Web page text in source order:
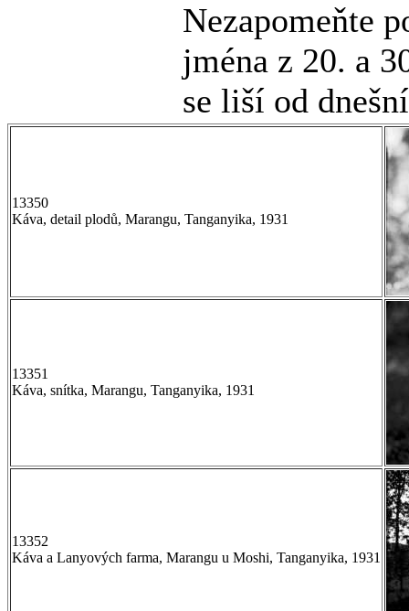
Nezapomeňte
jména z 20. a
se liší od
13350
Káva, detail plodů, Marangu, Tanganyika, 1931
13351
Káva, snítka, Marangu, Tanganyika, 1931
13352
Káva a Lanyových farma, Marangu u Moshi, Tanganyika, 1931